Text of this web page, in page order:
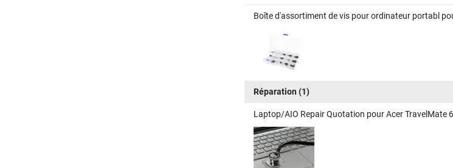
Boîte d'assortiment de vis pour ordinateur portabl
Réparation (1)
Laptop/AIO Repair Quotation pour Acer TravelMate